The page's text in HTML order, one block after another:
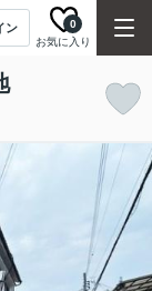
ン
お気に入り
0